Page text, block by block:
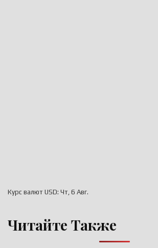
Курс валют USD: Чт, 6 Авг.
Читайте Также